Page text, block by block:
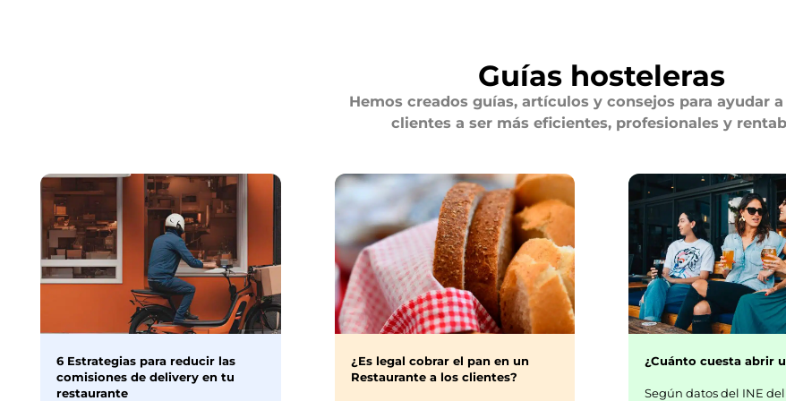
Guías hosteleras
Hemos creados guías, artículos y consejos para ayudar
clientes a ser más eficientes, profesionales y
6 Estrategias para reducir las
comisiones de delivery en tu
restaurante
¿Es legal cobrar el pan en un
Restaurante a los clientes?
¿Cuánto cuesta abrir
Según datos del INE